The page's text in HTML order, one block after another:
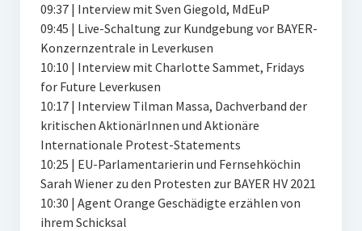
09:37 | Interview mit Sven Giegold, MdEuP
09:45 | Live-Schaltung zur Kundgebung vor BAYER-
Konzernzentrale in Leverkusen
10:10 | Interview mit Charlotte Sammet, Fridays
for Future Leverkusen
10:17 | Interview Tilman Massa, Dachverband der
kritischen AktionärInnen und Aktionäre
Internationale Protest-Statements
10:25 | EU-Parlamentarierin und Fernsehköchin
Sarah Wiener zu den Protesten zur BAYER HV 2021
10:30 | Agent Orange Geschädigte erzählen von
ihrem Schicksal